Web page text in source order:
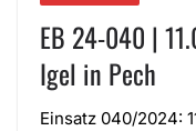
EB 24-040 |
Igel in Pech
Einsatz 040/2024: